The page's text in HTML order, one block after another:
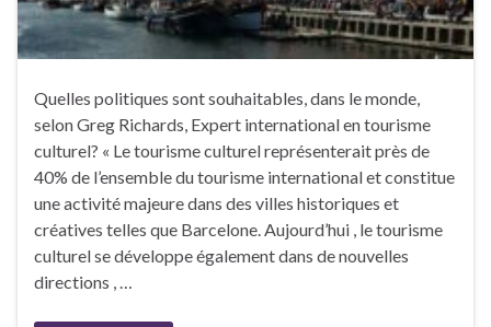
Quelles politiques sont souhaitables, dans le monde,
selon Greg Richards, Expert international en tourisme
culturel? « Le tourisme culturel représenterait près de
40% de l’ensemble du tourisme international et constitue
une activité majeure dans des villes historiques et
créatives telles que Barcelone. Aujourd’hui , le tourisme
culturel se développe également dans de nouvelles
directions , …